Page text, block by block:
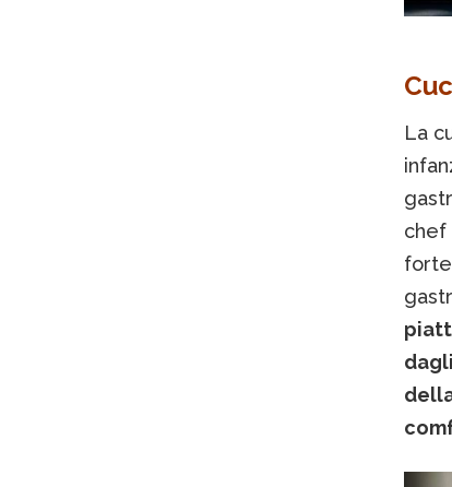
La
chef